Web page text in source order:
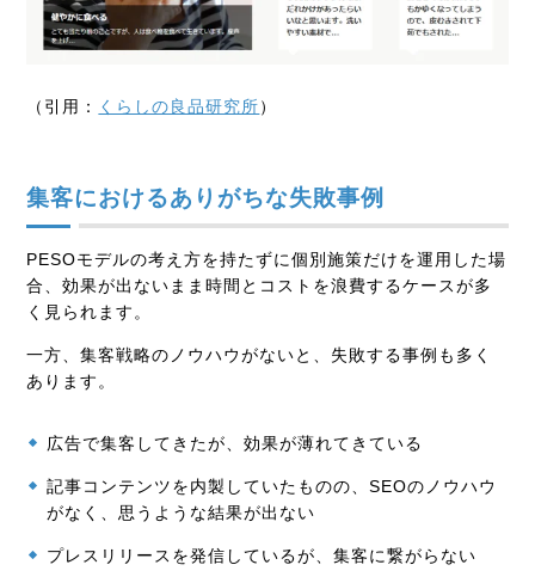
（引用： くらしの良品研究所）
集客におけるありがちな失敗事例
PESOモデルの考え方を持たずに個別施策だけを運用した場
合、効果が出ないまま時間とコストを浪費するケースが多
く見られます。
一方、集客戦略のノウハウがないと、失敗する事例も多く
あります。
広告で集客してきたが、効果が薄れてきている
記事コンテンツを内製していたものの、SEOのノウハウ
がなく、思うような結果が出ない
プレスリリースを発信しているが、集客に繋がらない